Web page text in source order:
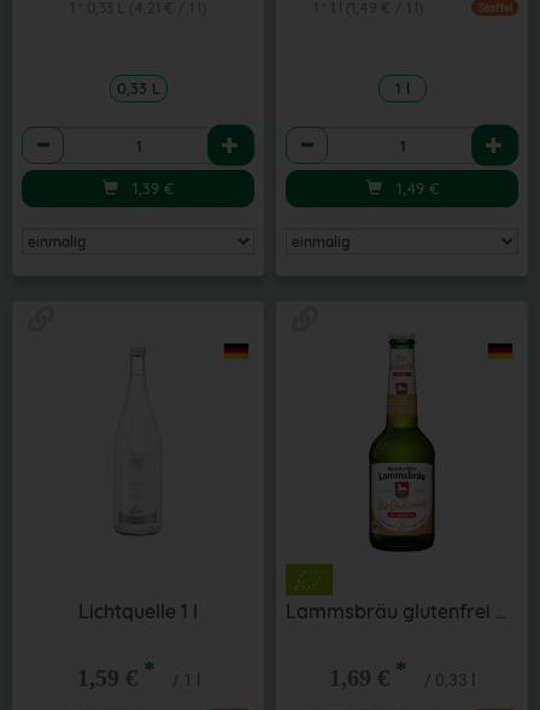
0,33 L
Anzahl
1,39 €
Staffel
1 l
Anzahl
1,49 €
Lichtquelle 1 l
1,59 € * / 1 l
Lammsbräu glutenfrei alkoholfrei 0,33 l
1,69 € * / 0,33 l